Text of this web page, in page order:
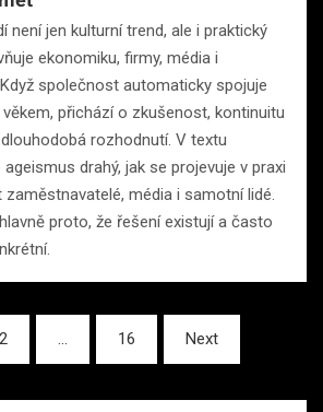
není jen kulturní trend, ale i praktický
ekonomiku, firmy, média i
společnost automaticky spojuje
přichází o zkušenost, kontinuitu
rozhodnutí. V textu
drahý, jak se projevuje v praxi
média i samotní lidé.
proto, že řešení existují a často
2 … 16 Next